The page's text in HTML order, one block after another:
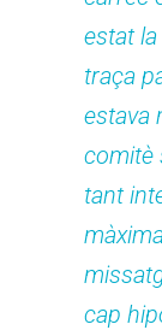
estat
traça
estava
comitè
tant
cap